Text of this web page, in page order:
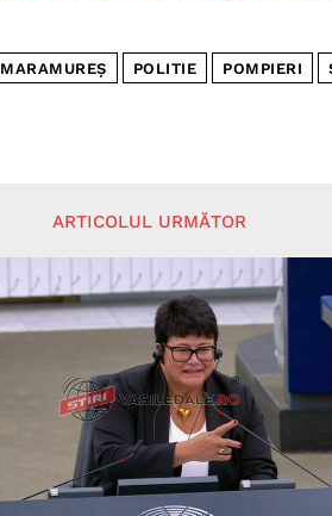
MARAMUREȘ POLITIE POMPIERI
ARTICOLUL URMĂTOR